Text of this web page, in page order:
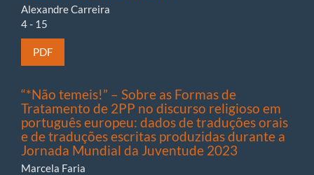
Alexandre Carreira
4 - 15
PDF
“*Não temeis!” – Sobre as Formas de
Tratamento de 2PP no discurso religioso em
português europeu: dados de traduções orais
e de traduções escritas produzidas durante a
Jornada Mundial da Juventude 2023
Marcela Faria